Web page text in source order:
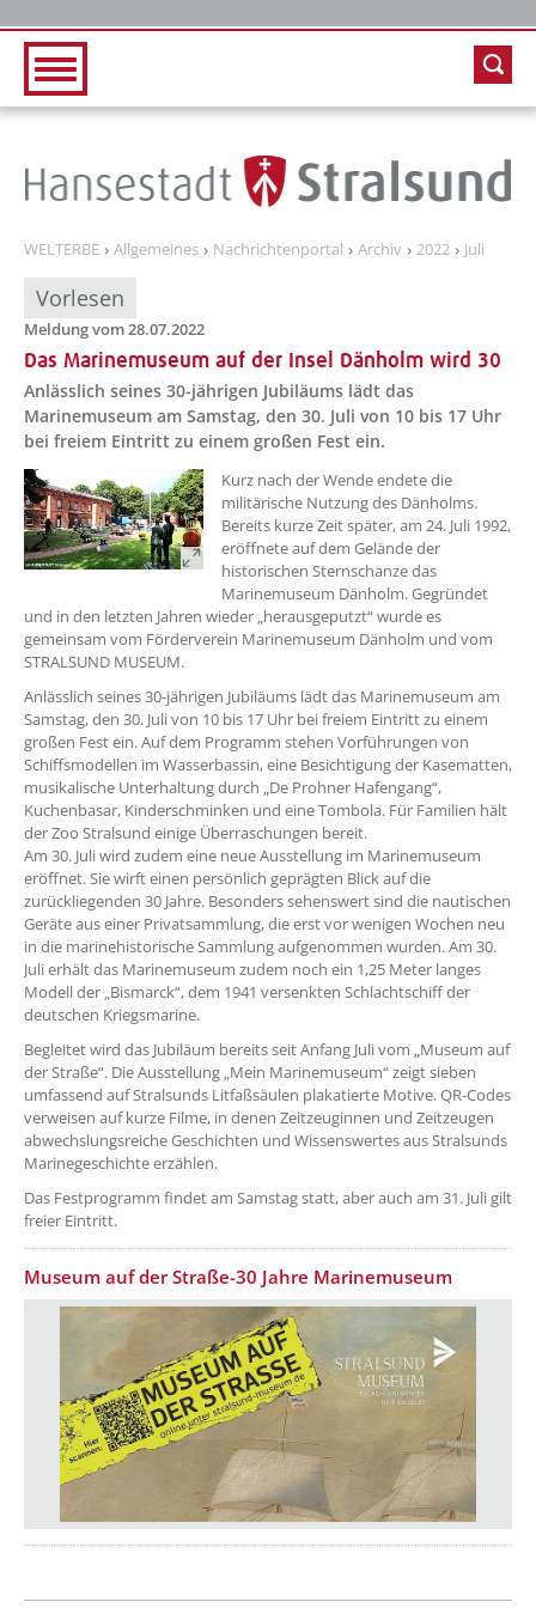
WELTERBE Allgemeines Nachrichtenportal Archiv 2022 Juli
Vorlesen
Meldung vom 28.07.2022
Das Marinemuseum auf der Insel Dänholm wird 30
Anlässlich seines 30-jährigen Jubiläums lädt das
Marinemuseum am Samstag, den 30. Juli von 10 bis 17 Uhr
bei freiem Eintritt zu einem großen Fest ein.
??? absaetzeOben[1]/titel ???
Kurz nach der Wende endete die
militärische Nutzung des Dänholms.
Bereits kurze Zeit später, am 24. Juli 1992,
eröffnete auf dem Gelände der
historischen Sternschanze das
Marinemuseum Dänholm. Gegründet
und in den letzten Jahren wieder „herausgeputzt“ wurde es
gemeinsam vom Förderverein Marinemuseum Dänholm und vom
STRALSUND MUSEUM.
Anlässlich seines 30-jährigen Jubiläums lädt das Marinemuseum am
Samstag, den 30. Juli von 10 bis 17 Uhr bei freiem Eintritt zu einem
großen Fest ein. Auf dem Programm stehen Vorführungen von
Schiffsmodellen im Wasserbassin, eine Besichtigung der Kasematten,
musikalische Unterhaltung durch „De Prohner Hafengang“,
Kuchenbasar, Kinderschminken und eine Tombola. Für Familien hält
der Zoo Stralsund einige Überraschungen bereit.
Am 30. Juli wird zudem eine neue Ausstellung im Marinemuseum
eröffnet. Sie wirft einen persönlich geprägten Blick auf die
zurückliegenden 30 Jahre. Besonders sehenswert sind die nautischen
Geräte aus einer Privatsammlung, die erst vor wenigen Wochen neu
in die marinehistorische Sammlung aufgenommen wurden. Am 30.
Juli erhält das Marinemuseum zudem noch ein 1,25 Meter langes
Modell der „Bismarck“, dem 1941 versenkten Schlachtschiff der
deutschen Kriegsmarine.
Begleitet wird das Jubiläum bereits seit Anfang Juli vom „Museum auf
der Straße“. Die Ausstellung „Mein Marinemuseum“ zeigt sieben
umfassend auf Stralsunds Litfaßsäulen plakatierte Motive. QR-Codes
verweisen auf kurze Filme, in denen Zeitzeuginnen und Zeitzeugen
abwechslungsreiche Geschichten und Wissenswertes aus Stralsunds
Marinegeschichte erzählen.
Das Festprogramm findet am Samstag statt, aber auch am 31. Juli gilt
freier Eintritt.
Museum auf der Straße-30 Jahre Marinemuseum